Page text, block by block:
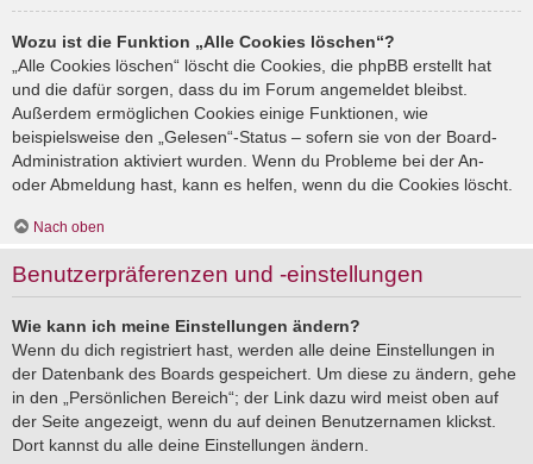
Wozu ist die Funktion „Alle Cookies löschen“?
„Alle Cookies löschen“ löscht die Cookies, die phpBB erstellt hat
und die dafür sorgen, dass du im Forum angemeldet bleibst.
Außerdem ermöglichen Cookies einige Funktionen, wie
beispielsweise den „Gelesen“-Status – sofern sie von der Board-
Administration aktiviert wurden. Wenn du Probleme bei der An-
oder Abmeldung hast, kann es helfen, wenn du die Cookies löscht.
Nach oben
Benutzerpräferenzen und -einstellungen
Wie kann ich meine Einstellungen ändern?
Wenn du dich registriert hast, werden alle deine Einstellungen in
der Datenbank des Boards gespeichert. Um diese zu ändern, gehe
in den „Persönlichen Bereich“; der Link dazu wird meist oben auf
der Seite angezeigt, wenn du auf deinen Benutzernamen klickst.
Dort kannst du alle deine Einstellungen ändern.